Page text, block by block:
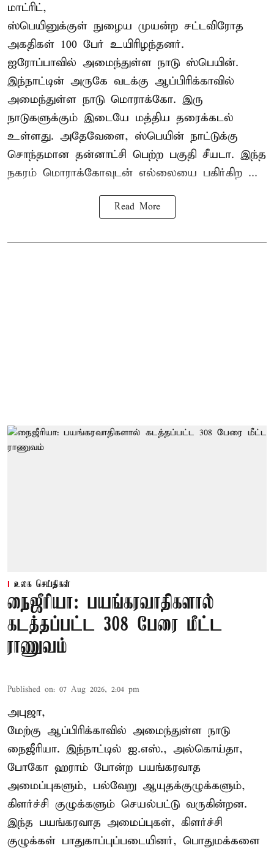
மாட்ரிட்,
ஸ்பெயினுக்குள் நுழைய முயன்ற சட்டவிரோத
அகதிகள் 100 பேர் உயிரிழந்தனர்.
ஐரோப்பாவில் அமைந்துள்ள நாடு ஸ்பெயின்.
இந்நாட்டின் அருகே வடக்கு ஆப்பிரிக்காவில்
அமைந்துள்ள நாடு மொராக்கோ. இரு
நாடுகளுக்கும் இடையே மத்திய தரைக்கடல்
உள்ளது. அதேவேளை, ஸ்பெயின் நாட்டுக்கு
சொந்தமான தன்னாட்சி பெற்ற பகுதி சீயடா. இந்த
நகரம் மொராக்கோவுடன் எல்லையை பகிர்கிற ...
Read More
உலக செய்திகள்
நைஜீரியா: பயங்கரவாதிகளால்
கடத்தப்பட்ட 308 பேரை மீட்ட
ராணுவம்
Published on: 07 Aug 2026, 2:04 pm
அபுஜா,
மேற்கு ஆப்பிரிக்காவில் அமைந்துள்ள நாடு
நைஜீரியா. இந்நாட்டில் ஐ.எஸ்., அல்கொய்தா,
போகோ ஹராம் போன்ற பயங்கரவாத
அமைப்புகளும், பல்வேறு ஆயுதக்குழுக்களும்,
கிளர்ச்சி குழுக்களும் செயல்பட்டு வருகின்றன.
இந்த பயங்கரவாத அமைப்புகள், கிளர்ச்சி
குழுக்கள் பாதுகாப்புப்படையினர், பொதுமக்களை